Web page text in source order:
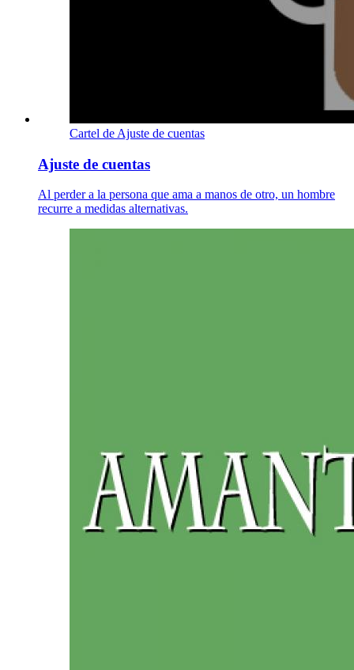
Cartel de Ajuste de cuentas
Ajuste de cuentas
Al perder a la persona que ama a manos de otro, un hombre
recurre a medidas alternativas.